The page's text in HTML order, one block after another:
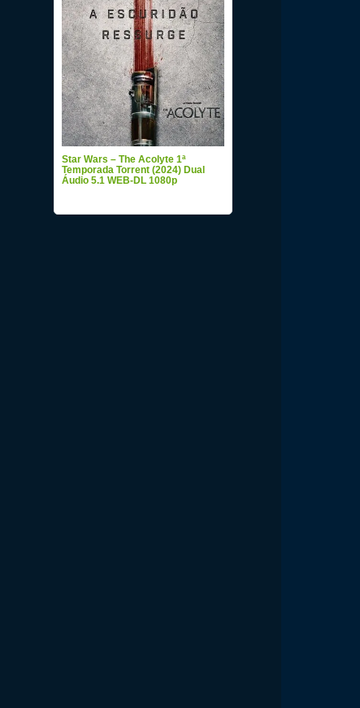
Star Wars – The Acolyte 1ª
Temporada Torrent (2024) Dual
Áudio 5.1 WEB-DL 1080p